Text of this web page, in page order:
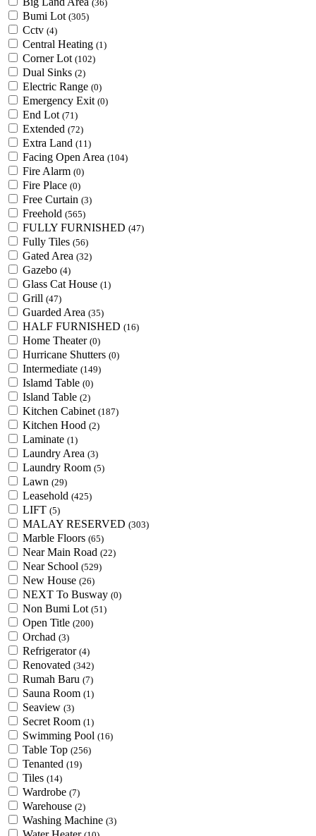
(36)
Bumi Lot (305)
Cctv (4)
Central Heating (1)
Corner Lot (102)
Dual Sinks (2)
Electric Range (0)
Emergency Exit (0)
End Lot (71)
Extended (72)
Extra Land (11)
Facing Open Area (104)
Fire Alarm (0)
Fire Place (0)
Free Curtain (3)
Freehold (565)
FULLY FURNISHED (47)
Fully Tiles (56)
Gated Area (32)
Gazebo (4)
Glass Cat House (1)
Grill (47)
Guarded Area (35)
HALF FURNISHED (16)
Home Theater (0)
Hurricane Shutters (0)
Intermediate (149)
Islamd Table (0)
Island Table (2)
Kitchen Cabinet (187)
Kitchen Hood (2)
Laminate (1)
Laundry Area (3)
Laundry Room (5)
Lawn (29)
Leasehold (425)
LIFT (5)
MALAY RESERVED (303)
Marble Floors (65)
Near Main Road (22)
Near School (529)
New House (26)
NEXT To Busway (0)
Non Bumi Lot (51)
Open Title (200)
Orchad (3)
Refrigerator (4)
Renovated (342)
Rumah Baru (7)
Sauna Room (1)
Seaview (3)
Secret Room (1)
Swimming Pool (16)
Table Top (256)
Tenanted (19)
Tiles (14)
Wardrobe (7)
Warehouse (2)
Washing Machine (3)